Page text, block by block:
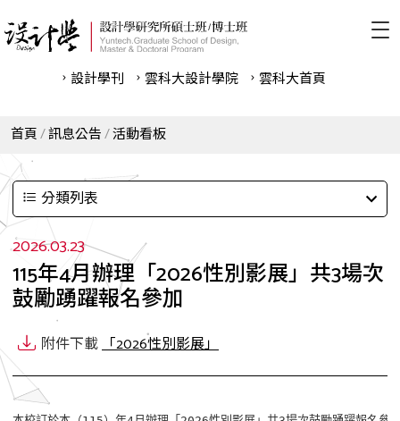
設計學刊 雲科⼤設計學院 雲科⼤首頁
首頁 訊息公告 活動看板
分類列表
2026.03.23
115年4月辦理「2026性別影展」共3場次
鼓勵踴躍報名參加
附件下載「2026性別影展」